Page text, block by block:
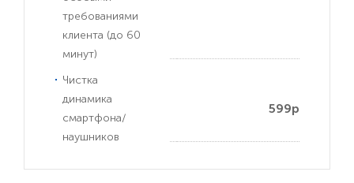
требованиями
клиента (до 60
минут)
Чистка
динамика
смартфона/
наушников
599р